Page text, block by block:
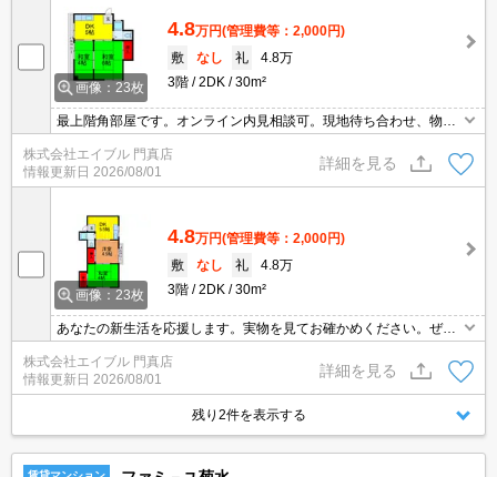
画像：23枚
4.8万円(管理費等：2,000円)
敷
なし 礼
4.8万
3階
2DK 30m²
最上階角部屋です。オンライン内見相談可。現地待ち合わせ、物件
株式会社エイブル 門真店
情報更新日 2026/08/01
詳細を見る
画像：23枚
4.8万円(管理費等：2,000円)
敷
なし 礼
4.8万
3階
2DK 30m²
あなたの新生活を応援します。実物を見てお確かめください。ぜひ
株式会社エイブル 門真店
情報更新日 2026/08/01
詳細を見る
残り2件を表示する